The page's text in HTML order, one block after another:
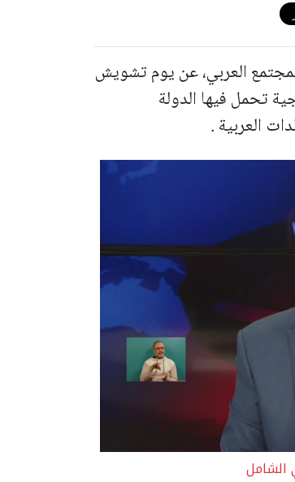
العربي، عن يوم تشويش
تحمل فيها الدولة
العربية .
الشامل